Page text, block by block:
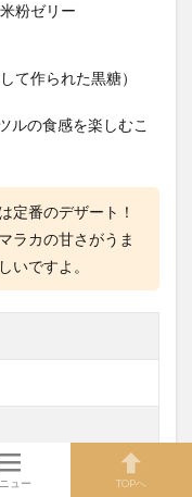
粉ゼリー
て作られた黒糖）
ルの食感を楽しむこ
定番のデザート！
ラカの甘さがうま
いですよ。
ュー TOPへ